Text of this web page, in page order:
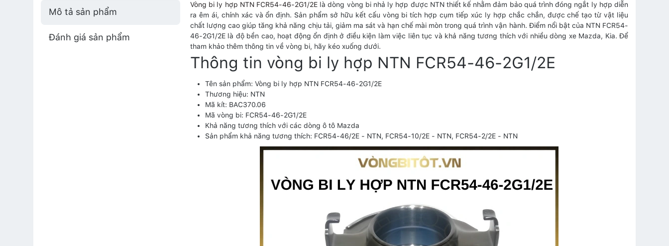
Mô tả sản phẩm
Đánh giá sản phẩm
Vòng bi ly hợp NTN FCR54-46-2G1/2Elà dòng vòng bi nhả ly hợp được NTN thiết kế nhằm đảm bảo quá trình đóng ngắt ly hợp diễn
ra êm ái, chính xác và ổn định. Sản phẩm sở hữu kết cấu vòng bi tích hợp cụm tiếp xúc ly hợp chắc chắn, được chế tạo từ vật liệu
chất lượng cao giúp tăng khả năng chịu tải, giảm ma sát và hạn chế mài mòn trong quá trình vận hành. Điểm nổi bật của NTN FCR54-
46-2G1/2E là độ bền cao, hoạt động ổn định ở điều kiện làm việc liên tục và khả năng tương thích với nhiều dòng xe Mazda, Kia. Để
tham khảo thêm thông tin về vòng bi, hãy kéo xuống dưới.
Thông tin vòng bi ly hợp NTN FCR54-46-2G1/2E
Tên sản phẩm: Vòng bi ly hợp NTN FCR54-46-2G1/2E
Thương hiệu: NTN
Mã kít: BAC370.06
Mã vòng bi: FCR54-46-2G1/2E
Khả năng tương thích với các dòng ô tô Mazda
Sản phẩm khả năng tương thích: FCR54-46/2E - NTN, FCR54-10/2E - NTN, FCR54-2/2E - NTN